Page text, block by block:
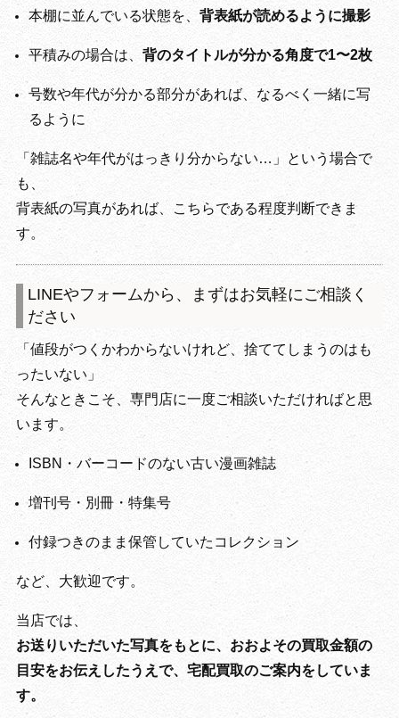
本棚に並んでいる状態を、 背表紙が読めるように撮影
平積みの場合は、 背のタイトルが分かる角度で1〜2枚
号数や年代が分かる部分があれば、なるべく一緒に写
るように
「雑誌名や年代がはっきり分からない…」という場合で
も、
背表紙の写真があれば、こちらである程度判断できま
す。
LINEやフォームから、まずはお気軽にご相談く
ださい
「値段がつくかわからないけれど、捨ててしまうのはも
ったいない」
そんなときこそ、専門店に一度ご相談いただければと思
います。
ISBN・バーコードのない古い漫画雑誌
増刊号・別冊・特集号
付録つきのまま保管していたコレクション
など、大歓迎です。
当店では、
お送りいただいた写真をもとに、おおよその買取金額の
目安をお伝えしたうえで、宅配買取のご案内をしていま
す。